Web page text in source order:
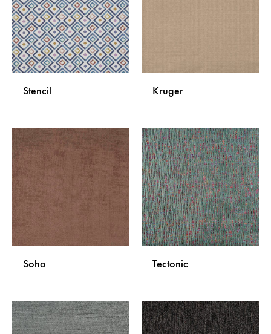
ŽELJA
Stencil
DODAJ
NA
LISTU
ŽELJA
Kruger
NA
LISTU
ŽELJA
Soho
DODAJ
NA
Tectonic
NA